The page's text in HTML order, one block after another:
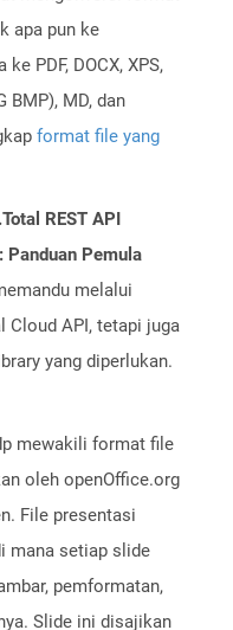
apa pun ke
PDF, DOCX, XPS,
BMP), MD, dan
format file yang
REST API
Panduan Pemula
melalui
API, tetapi juga
yang diperlukan.
mewakili format file
oleh openOffice.org
File presentasi
mana setiap slide
pemformatan,
Slide ini disajikan